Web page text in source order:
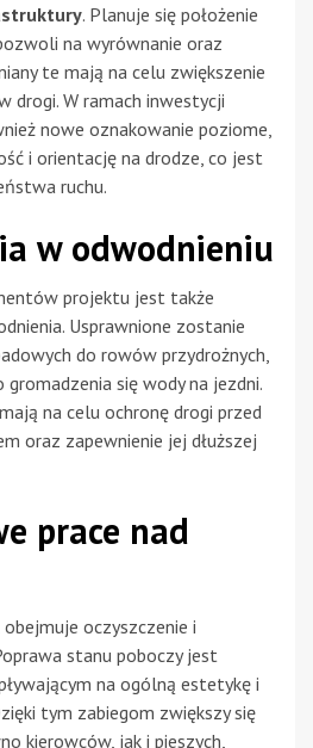
. Planuje się położenie
na wyrównanie oraz
te mają na celu zwiększenie
W ramach inwestycji
nowe oznakowanie poziome,
i orientację na drodze, co jest
ruchu.
w odwodnieniu
projektu jest także
Usprawnione zostanie
do rowów przydrożnych,
się wody na jezdni.
na celu ochronę drogi przed
oraz zapewnienie jej dłuższej
prace nad
oczyszczenie i
stanu poboczy jest
na ogólną estetykę i
tym zabiegom zwiększy się
kierowców, jak i pieszych,